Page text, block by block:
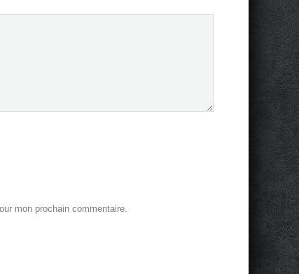
mon prochain commentaire.